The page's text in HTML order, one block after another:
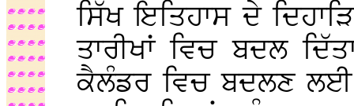
ਸਿੱਖ ਇਤਿਹਾਸ ਦੇ
ਤਾਰੀਖਾਂ ਵਿਚ ਬਦਲ
ਕੈਲੰਡਰ ਵਿਚ ਬਦਲਣ ਲਈ